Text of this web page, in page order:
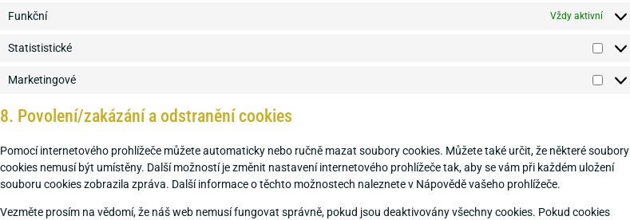
Funkční Vždy aktivní
Statististické
Marketingové
8. Povolení/zakázání a odstranění cookies
Pomocí internetového prohlížeče můžete automaticky nebo ručně mazat soubory cookies. Můžete také určit, že některé soubory
cookies nemusí být umístěny. Další možností je změnit nastavení internetového prohlížeče tak, aby se vám při každém uložení
souboru cookies zobrazila zpráva. Další informace o těchto možnostech naleznete v Nápovědě vašeho prohlížeče.
Vezměte prosím na vědomí, že náš web nemusí fungovat správně, pokud jsou deaktivovány všechny cookies. Pokud cookies